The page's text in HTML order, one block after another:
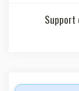
Support